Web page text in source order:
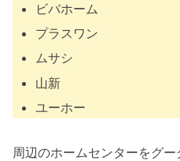
ビバホーム
プラスワン
ムサシ
山新
ユーホー
周辺のホームセンターをグー